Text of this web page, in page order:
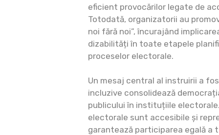
eficient provocărilor legate de
Totodată, organizatorii au
noi fără noi”, încurajând
dizabilități în toate etapele
proceselor electorale.
Un mesaj central al instruirii a
incluzive consolidează
publicului în instituțiile
electorale sunt accesibile și
garantează participarea egală a